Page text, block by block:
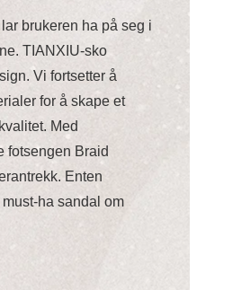
brukeren ha på seg i
TIANXIU-sko
Vi fortsetter å
for å skape et
Med
fotsengen Braid
Enten
ha sandal om